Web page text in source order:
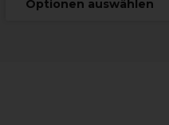
Optionen auswählen